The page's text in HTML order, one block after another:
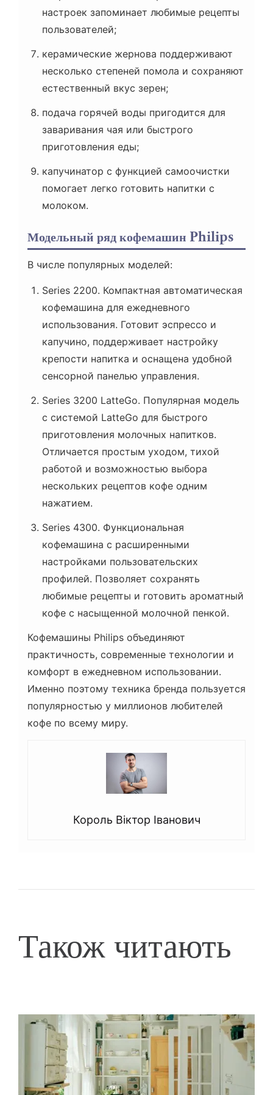
настроек запоминает любимые рецепты
пользователей;
керамические жернова поддерживают
несколько степеней помола и сохраняют
естественный вкус зерен;
подача горячей воды пригодится для
заваривания чая или быстрого
приготовления еды;
капучинатор с функцией самоочистки
помогает легко готовить напитки с
молоком.
Модельный ряд кофемашин Philips
В числе популярных моделей:
Series 2200. Компактная автоматическая
кофемашина для ежедневного
использования. Готовит эспрессо и
капучино, поддерживает настройку
крепости напитка и оснащена удобной
сенсорной панелью управления.
Series 3200 LatteGo. Популярная модель
с системой LatteGo для быстрого
приготовления молочных напитков.
Отличается простым уходом, тихой
работой и возможностью выбора
нескольких рецептов кофе одним
нажатием.
Series 4300. Функциональная
кофемашина с расширенными
настройками пользовательских
профилей. Позволяет сохранять
любимые рецепты и готовить ароматный
кофе с насыщенной молочной пенкой.
Кофемашины Philips объединяют
практичность, современные технологии и
комфорт в ежедневном использовании.
Именно поэтому техника бренда пользуется
популярностью у миллионов любителей
кофе по всему миру.
Король Віктор Іванович
Також читають